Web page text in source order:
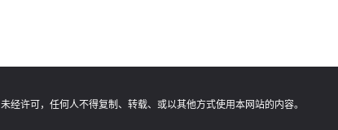
未经许可，任何人不得复制、转载、或以其他方式使用本网站的内容。